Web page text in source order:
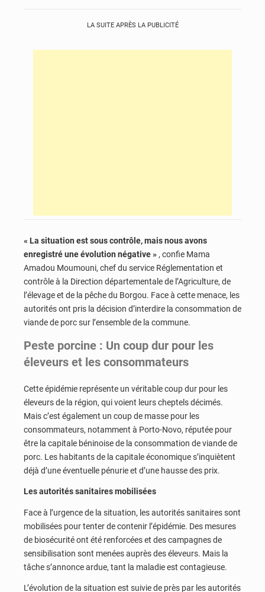
LA SUITE APRÈS LA PUBLICITÉ
« La situation est sous contrôle, mais nous avons
enregistré une évolution négative » , confie Mama
Amadou Moumouni, chef du service Réglementation et
contrôle à la Direction départementale de l’Agriculture, de
l’élevage et de la pêche du Borgou. Face à cette menace, les
autorités ont pris la décision d’interdire la consommation de
viande de porc sur l’ensemble de la commune.
Peste porcine : Un coup dur pour les
éleveurs et les consommateurs
Cette épidémie représente un véritable coup dur pour les
éleveurs de la région, qui voient leurs cheptels décimés.
Mais c’est également un coup de masse pour les
consommateurs, notamment à Porto-Novo, réputée pour
être la capitale béninoise de la consommation de viande de
porc. Les habitants de la capitale économique s’inquiètent
déjà d’une éventuelle pénurie et d’une hausse des prix.
Les autorités sanitaires mobilisées
Face à l’urgence de la situation, les autorités sanitaires sont
mobilisées pour tenter de contenir l’épidémie. Des mesures
de biosécurité ont été renforcées et des campagnes de
sensibilisation sont menées auprès des éleveurs. Mais la
tâche s’annonce ardue, tant la maladie est contagieuse.
L’évolution de la situation est suivie de près par les autorités